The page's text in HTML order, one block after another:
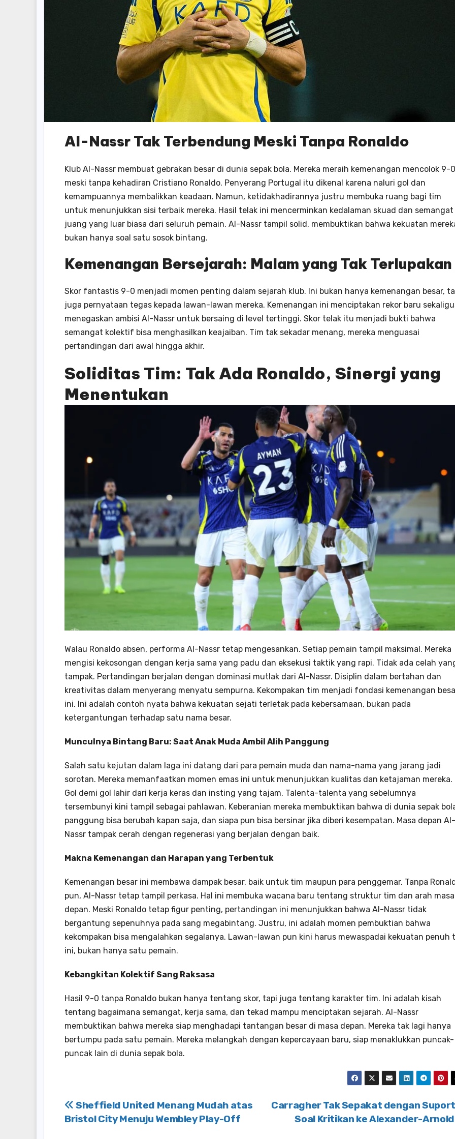
Al-Nassr Tak Terbendung Meski Tanpa Ronaldo
Klub Al-Nassr membuat gebrakan besar di dunia sepak bola. Mereka meraih kemenangan mencolok 9-0
meski tanpa kehadiran Cristiano Ronaldo. Penyerang Portugal itu dikenal karena naluri gol dan
kemampuannya membalikkan keadaan. Namun, ketidakhadirannya justru membuka ruang bagi tim
untuk menunjukkan sisi terbaik mereka. Hasil telak ini mencerminkan kedalaman skuad dan semangat
juang yang luar biasa dari seluruh pemain. Al-Nassr tampil solid, membuktikan bahwa kekuatan
bukan hanya soal satu sosok bintang.
Kemenangan Bersejarah: Malam yang Tak Terlupakan
Skor fantastis 9-0 menjadi momen penting dalam sejarah klub. Ini bukan hanya kemenangan besar,
juga pernyataan tegas kepada lawan-lawan mereka. Kemenangan ini menciptakan rekor baru
menegaskan ambisi Al-Nassr untuk bersaing di level tertinggi. Skor telak itu menjadi bukti bahwa
semangat kolektif bisa menghasilkan keajaiban. Tim tak sekadar menang, mereka menguasai
pertandingan dari awal hingga akhir.
Soliditas Tim: Tak Ada Ronaldo, Sinergi yang
Menentukan
Walau Ronaldo absen, performa Al-Nassr tetap mengesankan. Setiap pemain tampil maksimal. Mereka
mengisi kekosongan dengan kerja sama yang padu dan eksekusi taktik yang rapi. Tidak ada celah
tampak. Pertandingan berjalan dengan dominasi mutlak dari Al-Nassr. Disiplin dalam bertahan dan
kreativitas dalam menyerang menyatu sempurna. Kekompakan tim menjadi fondasi kemenangan
ini. Ini adalah contoh nyata bahwa kekuatan sejati terletak pada kebersamaan, bukan pada
ketergantungan terhadap satu nama besar.
Munculnya Bintang Baru: Saat Anak Muda Ambil Alih Panggung
Salah satu kejutan dalam laga ini datang dari para pemain muda dan nama-nama yang jarang jadi
sorotan. Mereka memanfaatkan momen emas ini untuk menunjukkan kualitas dan ketajaman mereka.
Gol demi gol lahir dari kerja keras dan insting yang tajam. Talenta-talenta yang sebelumnya
tersembunyi kini tampil sebagai pahlawan. Keberanian mereka membuktikan bahwa di dunia sepak
panggung bisa berubah kapan saja, dan siapa pun bisa bersinar jika diberi kesempatan. Masa depan Al-
Nassr tampak cerah dengan regenerasi yang berjalan dengan baik.
Makna Kemenangan dan Harapan yang Terbentuk
Kemenangan besar ini membawa dampak besar, baik untuk tim maupun para penggemar. Tanpa
pun, Al-Nassr tetap tampil perkasa. Hal ini membuka wacana baru tentang struktur tim dan arah masa
depan. Meski Ronaldo tetap figur penting, pertandingan ini menunjukkan bahwa Al-Nassr tidak
bergantung sepenuhnya pada sang megabintang. Justru, ini adalah momen pembuktian bahwa
kekompakan bisa mengalahkan segalanya. Lawan-lawan pun kini harus mewaspadai kekuatan penuh
ini, bukan hanya satu pemain.
Kebangkitan Kolektif Sang Raksasa
Hasil 9-0 tanpa Ronaldo bukan hanya tentang skor, tapi juga tentang karakter tim. Ini adalah kisah
tentang bagaimana semangat, kerja sama, dan tekad mampu menciptakan sejarah. Al-Nassr
membuktikan bahwa mereka siap menghadapi tantangan besar di masa depan. Mereka tak lagi hanya
bertumpu pada satu pemain. Mereka melangkah dengan kepercayaan baru, siap menaklukkan puncak-
puncak lain di dunia sepak bola.
Post
navigation
Carragher Tak Sepakat dengan
Soal Kritikan ke Alexander-
Sheffield United Menang Mudah atas
Bristol City Menuju Wembley Play-Off